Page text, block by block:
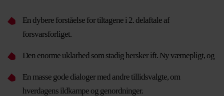
En dybere forståelse for tiltagene i 2. delaftale af
forsvarsforliget.
Den enorme uklarhed som stadig hersker ift. Ny værnepligt, og
En masse gode dialoger med andre tillidsvalgte, om
hverdagens ildkampe og genordninger.